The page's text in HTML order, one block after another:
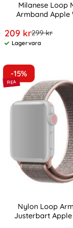
Milanese Loop
Armband Apple
rea pris
209 krtidigare pris
299 kr
Tillgänglighet:
Lagervara
Metall
-15%
Nylon Loop
Justerbart